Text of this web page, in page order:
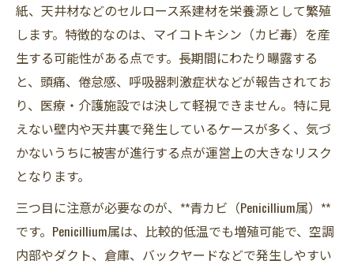
紙、天井材などのセルロース系建材を栄養源として繁殖
します。特徴的なのは、マイコトキシン（カビ毒）を産
生する可能性がある点です。長期間にわたり曝露する
と、頭痛、倦怠感、呼吸器刺激症状などが報告されてお
り、医療・介護施設では決して軽視できません。特に見
えない壁内や天井裏で発生しているケースが多く、気づ
かないうちに被害が進行する点が運営上の大きなリスク
となります。
三つ目に注意が必要なのが、**青カビ（Penicillium属）**
です。Penicillium属は、比較的低温でも増殖可能で、空調
内部やダクト、倉庫、バックヤードなどで発生しやすい